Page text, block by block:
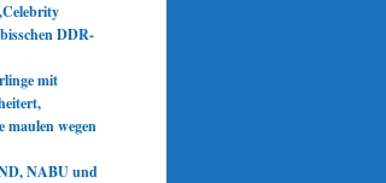
DDR-
mit
maulen wegen
NABU und